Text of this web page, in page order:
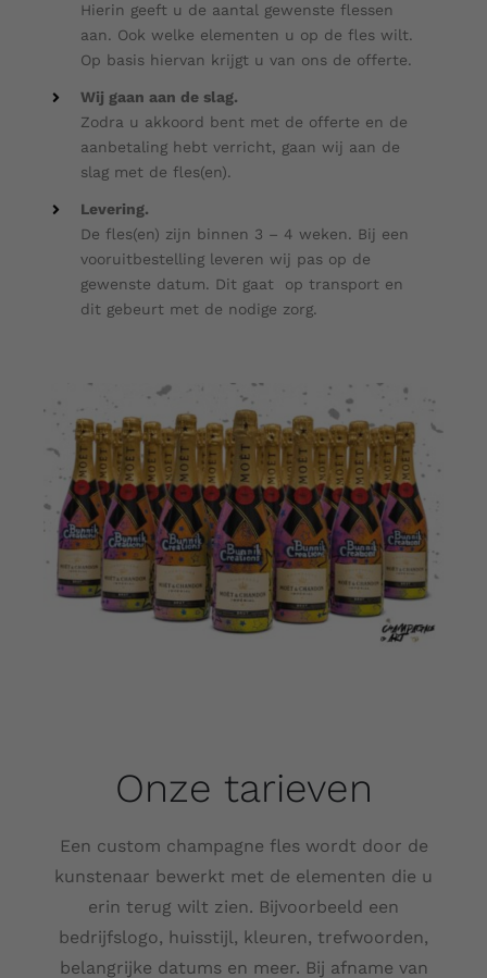
Hierin geeft u de aantal gewenste flessen
aan. Ook welke elementen u op de fles wilt.
Op basis hiervan krijgt u van ons de offerte.
Wij gaan aan de slag.
Zodra u akkoord bent met de offerte en de
aanbetaling hebt verricht, gaan wij aan de
slag met de fles(en).
Levering.
De fles(en) zijn binnen 3 – 4 weken. Bij een
vooruitbestelling leveren wij pas op de
gewenste datum. Dit gaat op transport en
dit gebeurt met de nodige zorg.
Onze tarieven
Een custom champagne fles wordt door de
kunstenaar bewerkt met de elementen die u
erin terug wilt zien. Bijvoorbeeld een
bedrijfslogo, huisstijl, kleuren, trefwoorden,
belangrijke datums en meer. Bij afname van